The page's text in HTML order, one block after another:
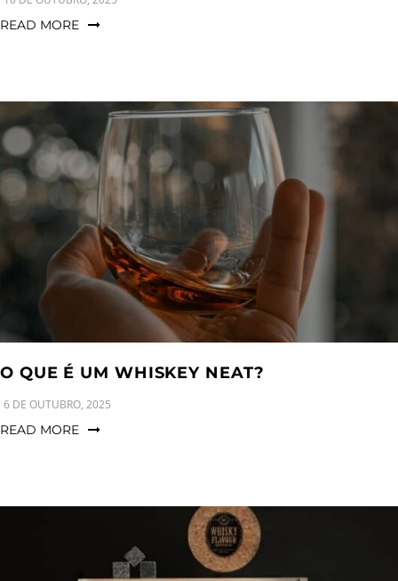
READ MORE
O QUE É UM WHISKEY NEAT?
6 DE OUTUBRO, 2025
READ MORE